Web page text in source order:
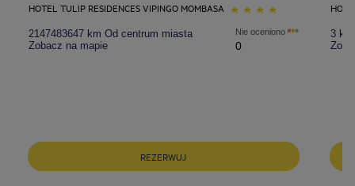
HOTEL TULIP RESIDENCES VIPINGO MOMBASA
2147483647 km Od centrum miasta
Zobacz na mapie
Nie oceniono
0
REZERWUJ
3
Hotele w Berlin
Hotele w Gdansk